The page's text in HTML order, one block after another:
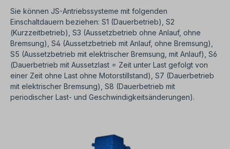
Sie können JS-Antriebssysteme mit folgenden
Einschaltdauern beziehen: S1 (Dauerbetrieb), S2
(Kurzzeitbetrieb), S3 (Aussetzbetrieb ohne Anlauf, ohne
Bremsung), S4 (Aussetzbetrieb mit Anlauf, ohne Bremsung),
S5 (Aussetzbetrieb mit elektrischer Bremsung, mit Anlauf), S6
(Dauerbetrieb mit Aussetzlast = Zeit unter Last gefolgt von
einer Zeit ohne Last ohne Motorstillstand), S7 (Dauerbetrieb
mit elektrischer Bremsung), S8 (Dauerbetrieb mit
periodischer Last- und Geschwindigkeitsänderungen).